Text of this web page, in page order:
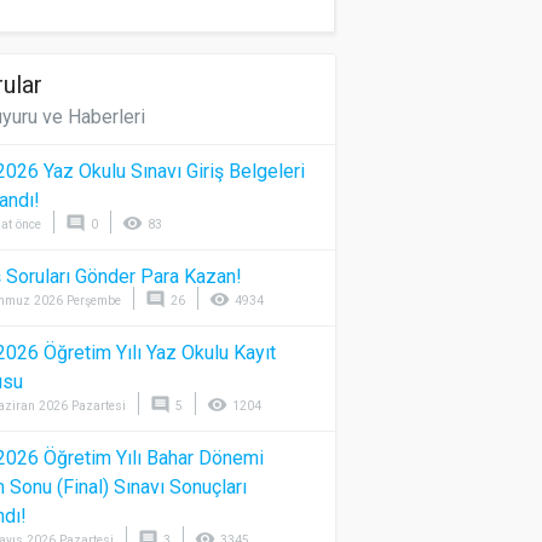
ve Haberleri
Yaz Okulu Sınavı Giriş Belgeleri
önce comment 0 visibility 83
Soruları Gönder Para Kazan!
2026 Perşembe comment 26 visibility 4934
Öğretim Yılı Yaz Okulu Kayıt
2026 Pazartesi comment 5 visibility 1204
Öğretim Yılı Bahar Dönemi
Sonu (Final) Sınavı Sonuçları